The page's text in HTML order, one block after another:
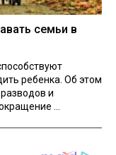
семьи в
ребенка. Об этом
и
...